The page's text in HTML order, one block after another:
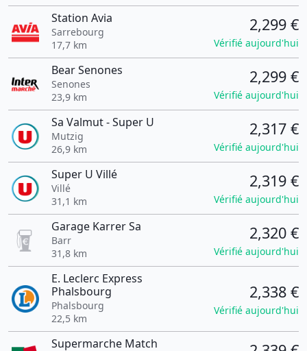
Station Avia
Sarrebourg
17,7 km
2,299 €
Vérifié aujourd'hui
Bear Senones
Senones
23,9 km
2,299 €
Vérifié aujourd'hui
Sa Valmut - Super U
Mutzig
26,9 km
2,317 €
Vérifié aujourd'hui
Super U Villé
Villé
31,1 km
2,319 €
Vérifié aujourd'hui
Garage Karrer Sa
Barr
31,8 km
2,320 €
Vérifié aujourd'hui
E. Leclerc Express
Phalsbourg
Phalsbourg
22,5 km
2,338 €
Vérifié aujourd'hui
Supermarche Match